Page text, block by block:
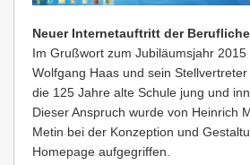
Neuer Internetauftritt der
Im Grußwort zum Jubiläumsjahr
Wolfgang Haas und sein
die 125 Jahre alte Schule jung und
Dieser Anspruch wurde von Heinrich
Metin bei der Konzeption und
Homepage aufgegriffen.